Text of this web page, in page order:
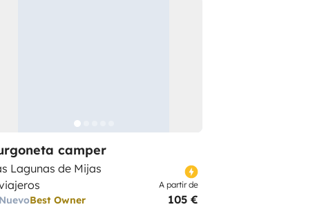
camper
Lagunas de Mijas
NuevoBest Owner
A partir de
105 €